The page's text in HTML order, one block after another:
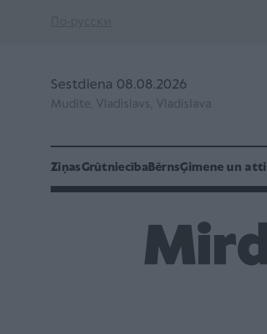
Sestdiena 08.08.2026
Mudīte, Vladislavs, Vladislava
ZiņasGrūtniecībaBērnsĢimene un